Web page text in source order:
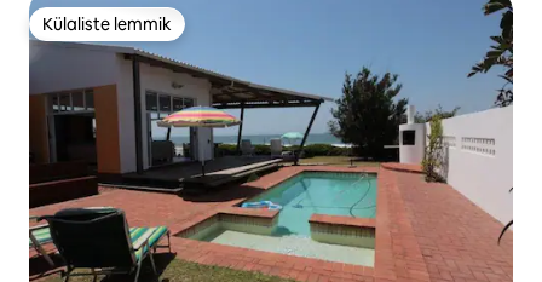
Külaliste lemmik
Külaliste lemmik